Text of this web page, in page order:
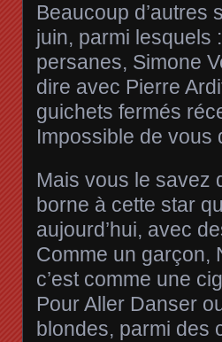
Beaucoup d’autres
juin, parmi lesquels
persanes, Simone
dire avec Pierre
guichets fermés
Impossible de vous
Mais vous le savez
borne à cette star
aujourd’hui, avec
Comme un garçon,
c’est comme une
Pour Aller Danser
blondes, parmi des